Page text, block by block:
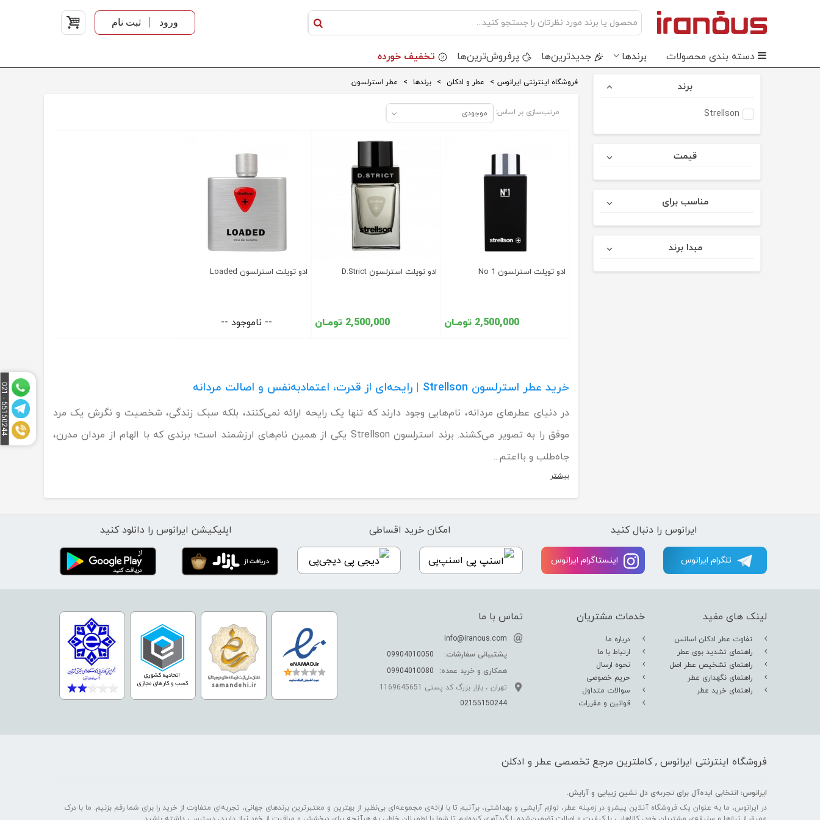
ورود ثبت نام
دسته بندی محصولات برندها جدید‌ترین‌ها پرفروش‌ترین‌ها تخفیف خورده
برند
Strellson
قیمت
مناسب برای
مبدا برند
فروشگاه اینترنتی ایرانوس > عطر و ادکلن > برندها > عطر استرلسون
مرتب‌سازی بر اساس: موجودی
ادو تویلت استرلسون No 1
2,500,000 تومـان
ادو تویلت استرلسون D.Strict
2,500,000 تومـان
ادو تویلت استرلسون Loaded
-- ناموجود --
خرید عطر استرلسون Strellson | رایحه‌ای از قدرت، اعتمادبه‌نفس و اصالت مردانه
در دنیای عطرهای مردانه، نام‌هایی وجود دارند که تنها یک رایحه ارائه نمی‌کنند، بلکه سبک زندگی، شخصیت و نگرش یک مرد
موفق را به تصویر می‌کشند. برند استرلسون Strellson یکی از همین نام‌های ارزشمند است؛ برندی که با الهام از مردان مدرن،
جاه‌طلب و بااعتم...
بیشتر
ایرانوس را دنبال کنید
تلگرام ایرانوس اینستاگرام ایرانوس
امکان خرید اقساطی
اسنپ‌پی دیجی‌پی
اپلیکیشن ایرانوس را دانلود کنید
لینک های مفید
تفاوت عطر ادکلن اسانس
راهنمای تشدید بوی عطر
راهنمای تشخیص عطر اصل
راهنمای نگهداری عطر
راهنمای خرید عطر
خدمات مشتریان
درباره ما
ارتباط با ما
نحوه ارسال
حریم خصوصی
سوالات متداول
قوانین و مقررات
تماس با ما
info@iranous.com
پشتیبانی سفارشات:
09904010050
همکاری و خرید عمده:
09904010080
تهران ، بازار بزرگ کد پستی 1169645651
02155150244
فروشگاه اینترنتی ایرانوس , کاملترین مرجع تخصصی عطر و ادکلن
ایرانوس؛ انتخابی ایده‌آل برای تجربه‌ی دل‌ نشین زیبایی و آرایش.
در ایرانوس، ما به عنوان یک فروشگاه آنلاین پیشرو در زمینه عطر، لوازم آرایشی و بهداشتی، برآنیم تا با ارائه‌ی مجموعه‌ای بی‌نظیر از بهترین و معتبرترین برندهای جهانی، تجربه‌ای متفاوت از خرید را برای شما رقم بزنیم. ما با درک